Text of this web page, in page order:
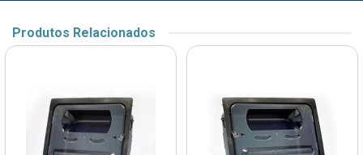
Produtos Relacionados